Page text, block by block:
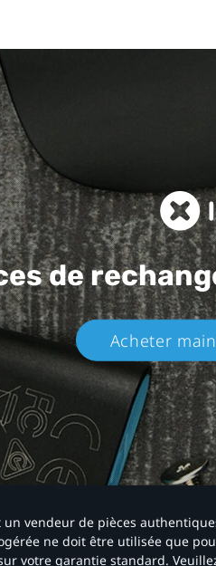
de
Acheter
vendeur de pièces
ne doit être utilisée que
votre garantie standard.